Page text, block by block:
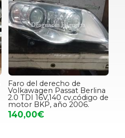
Faro del derecho de
Volkawagen Passat Berlina
2.0 TDI 16V,140 cv,código de
motor BKP, año 2006.
140,00€